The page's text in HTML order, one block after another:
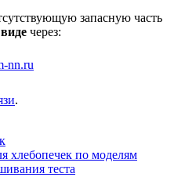
запасную часть
через:
nn.ru
.
хлебопечек по моделям
теста